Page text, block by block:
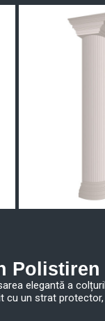
Polistiren
elegantă a
cu un strat